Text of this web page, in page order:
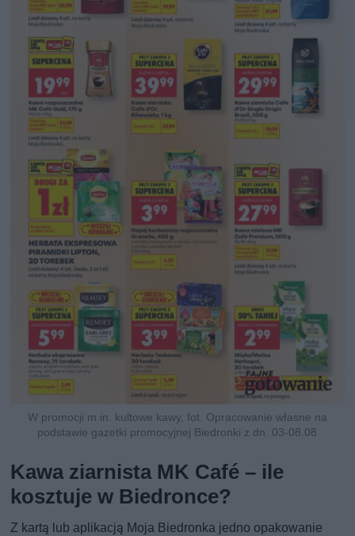
W promocji m.in. kultowe kawy, fot. Opracowanie własne na
podstawie gazetki promocyjnej Biedronki z dn. 03-08.08
Kawa ziarnista MK Café – ile
kosztuje w Biedronce?
Z kartą lub aplikacją Moja Biedronka jedno opakowanie